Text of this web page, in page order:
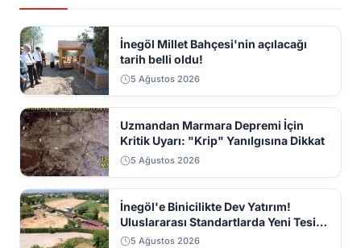
İnegöl Millet Bahçesi'nin açılacağı
tarih belli oldu!
5 Ağustos 2026
Uzmandan Marmara Depremi İçin
Kritik Uyarı: "Krip" Yanılgısına Dikkat
5 Ağustos 2026
İnegöl'e Binicilikte Dev Yatırım!
Uluslararası Standartlarda Yeni Tesis
Geliyor
5 Ağustos 2026